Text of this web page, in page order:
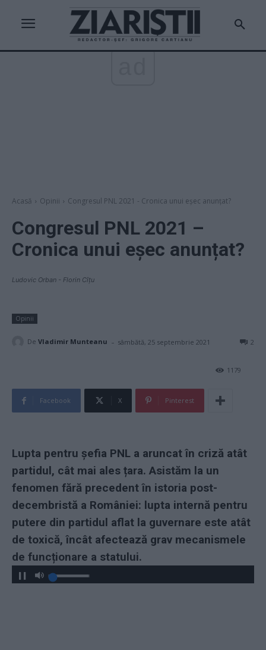
Acasă Opinii Congresul PNL 2021 - Cronica unui eșec anunțat?
Congresul PNL 2021 –
Cronica unui eșec anunțat?
Ludovic Orban - Florin Cîțu
Opinii
De Vladimir Munteanu - sâmbătă, 25 septembrie 2021 2
1179
Facebook X Pinterest
Lupta pentru șefia PNL a aruncat în criză atât
partidul, cât mai ales țara. Asistăm la un
fenomen fără precedent în istoria post-
decembristă a României: lupta internă pentru
putere din partidul aflat la guvernare este atât
de toxică, încât afectează grav mecanismele
de funcționare a statului.